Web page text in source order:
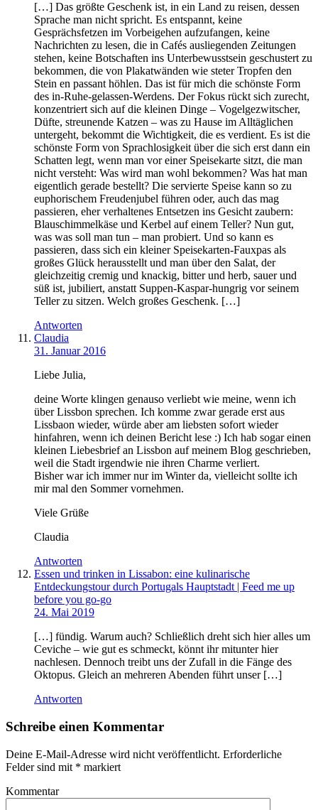
[…] Das größte Geschenk ist, in ein Land zu reisen, dessen
Sprache man nicht spricht. Es entspannt, keine
Gesprächsfetzen im Vorbeigehen aufzufangen, keine
Nachrichten zu lesen, die in Cafés ausliegenden Zeitungen
stehen, keine Botschaften ins Unterbewusstsein geschustert zu
bekommen, die von Plakatwänden wie steter Tropfen den
Stein en passant höhlen. Das ist für mich die schönste Form
des in-Ruhe-gelassen-Werdens. Der Fokus rückt sich zurecht,
konzentriert sich auf die kleinen Dinge – Vogelgezwitscher,
Düfte, streunende Katzen – was zu Hause im Alltäglichen
untergeht, bekommt die Wichtigkeit, die es verdient. Es ist die
schönste Form von Sprachlosigkeit über die sich erst dann ein
Schatten legt, wenn man vor einer Speisekarte sitzt, die man
nicht versteht: Was wird man wohl bekommen? Was hat man
eigentlich gerade bestellt? Die servierte Speise kann so zu
euphorischem Freudenjubel führen oder, auch das mag
passieren, eher verhaltenes Entsetzen ins Gesicht zaubern:
Blauschimmelkäse und Kerbel auf einem Teller? Nun gut,
was was soll man tun – man probiert. Und so kann es
passieren, dass sich ein kleiner Speisekarten-Fauxpas als
großes Glück herausstellt und man über den Salat, der
gleichzeitig cremig und knackig, bitter und herb, sauer und
süß ist, jubiliert, anstatt Suppen-Kaspar-hungrig vor seinem
Teller zu sitzen. Welch großes Geschenk. […]
Antworten
Claudia
31. Januar 2016
Liebe Julia,
deine Worte klingen genauso verliebt wie meine, wenn ich
über Lissbon sprechen. Ich komme zwar gerade erst aus
Lissbaon wieder, würde aber am liebsten sofort wieder
hinfahren, wenn ich deinen Bericht lese :) Ich hab sogar einen
kleinen Liebesbrief an Lissbon auf meinem Blog geschrieben,
weil die Stadt irgendwie nie ihren Charme verliert.
Bisher war ich immer nur im Winter da, vielleicht sollte ich
mir mal den Sommer vornehmen.
Viele Grüße
Claudia
Antworten
Essen und trinken in Lissabon: eine kulinarische
Entdeckungstour durch Portugals Hauptstadt | Feed me up
before you go-go
24. Mai 2019
[…] fündig. Warum auch? Schließlich dreht sich hier alles um
Ceviche – wie gut es schmeckt, könnt ihr mitunter hier
nachlesen. Dennoch treibt uns der Zufall in die Fänge des
Oktopus. Gleich an mehreren Abenden führt unser […]
Antworten
Schreibe einen Kommentar
Deine E-Mail-Adresse wird nicht veröffentlicht. Erforderliche
Felder sind mit * markiert
Kommentar